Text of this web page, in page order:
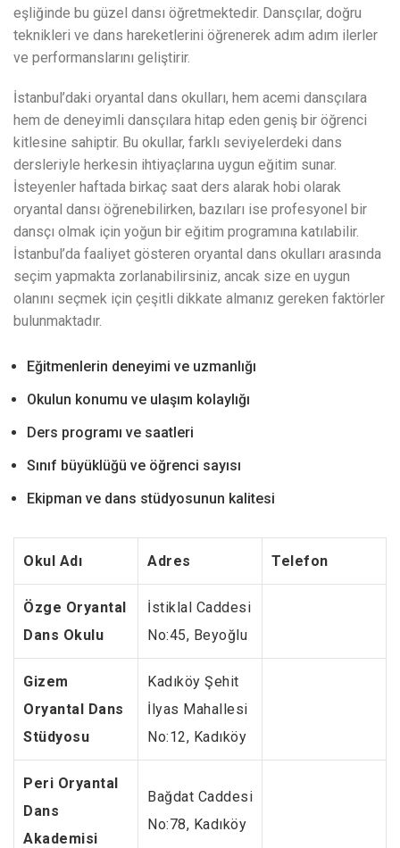
eşliğinde bu güzel dansı öğretmektedir. Dansçılar, doğru
teknikleri ve dans hareketlerini öğrenerek adım adım ilerler
ve performanslarını geliştirir.
İstanbul’daki oryantal dans okulları, hem acemi dansçılara
hem de deneyimli dansçılara hitap eden geniş bir öğrenci
kitlesine sahiptir. Bu okullar, farklı seviyelerdeki dans
dersleriyle herkesin ihtiyaçlarına uygun eğitim sunar.
İsteyenler haftada birkaç saat ders alarak hobi olarak
oryantal dansı öğrenebilirken, bazıları ise profesyonel bir
dansçı olmak için yoğun bir eğitim programına katılabilir.
İstanbul’da faaliyet gösteren oryantal dans okulları arasında
seçim yapmakta zorlanabilirsiniz, ancak size en uygun
olanını seçmek için çeşitli dikkate almanız gereken faktörler
bulunmaktadır.
Eğitmenlerin deneyimi ve uzmanlığı
Okulun konumu ve ulaşım kolaylığı
Ders programı ve saatleri
Sınıf büyüklüğü ve öğrenci sayısı
Ekipman ve dans stüdyosunun kalitesi
Okul Adı Adres Telefon
Özge Oryantal
Dans Okulu
İstiklal Caddesi
No:45, Beyoğlu
Gizem
Oryantal Dans
Stüdyosu
Kadıköy Şehit
İlyas Mahallesi
No:12, Kadıköy
Peri Oryantal
Dans
Akademisi
Bağdat Caddesi
No:78, Kadıköy